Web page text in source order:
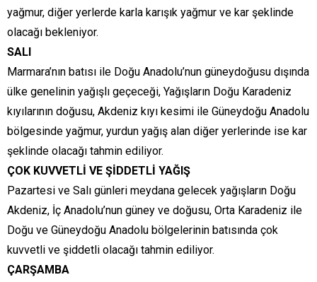
yağmur, diğer yerlerde karla karışık yağmur ve kar şeklinde
olacağı bekleniyor.
SALI
Marmara’nın batısı ile Doğu Anadolu’nun güneydoğusu dışında
ülke genelinin yağışlı geçeceği, Yağışların Doğu Karadeniz
kıyılarının doğusu, Akdeniz kıyı kesimi ile Güneydoğu Anadolu
bölgesinde yağmur, yurdun yağış alan diğer yerlerinde ise kar
şeklinde olacağı tahmin ediliyor.
ÇOK KUVVETLİ VE ŞİDDETLİ YAĞIŞ
Pazartesi ve Salı günleri meydana gelecek yağışların Doğu
Akdeniz, İç Anadolu’nun güney ve doğusu, Orta Karadeniz ile
Doğu ve Güneydoğu Anadolu bölgelerinin batısında çok
kuvvetli ve şiddetli olacağı tahmin ediliyor.
ÇARŞAMBA